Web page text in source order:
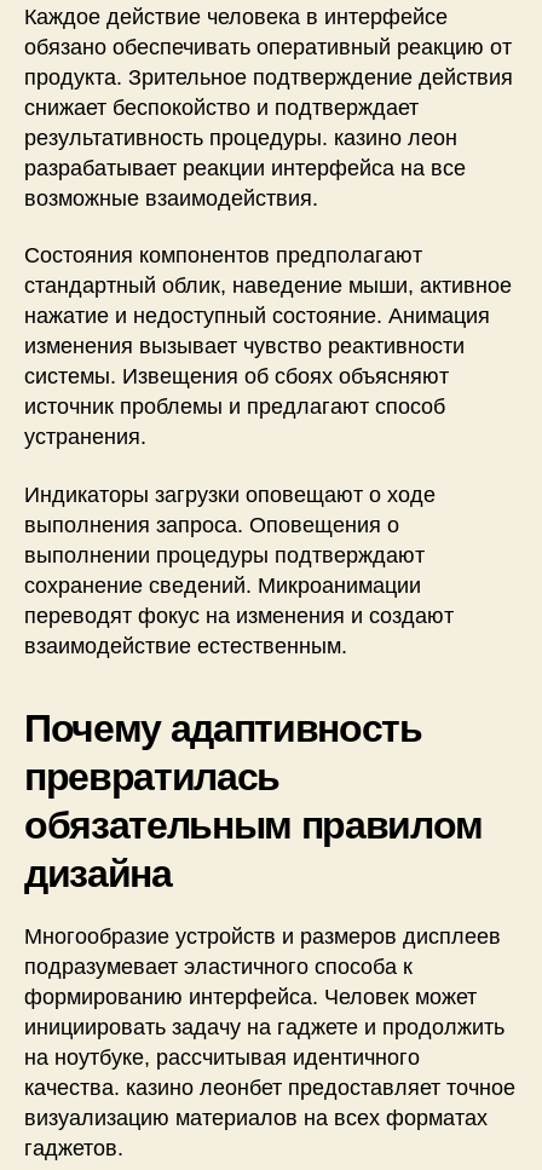
Каждое действие человека в интерфейсе
обязано обеспечивать оперативный реакцию от
продукта. Зрительное подтверждение действия
снижает беспокойство и подтверждает
результативность процедуры. казино леон
разрабатывает реакции интерфейса на все
возможные взаимодействия.
Состояния компонентов предполагают
стандартный облик, наведение мыши, активное
нажатие и недоступный состояние. Анимация
изменения вызывает чувство реактивности
системы. Извещения об сбоях объясняют
источник проблемы и предлагают способ
устранения.
Индикаторы загрузки оповещают о ходе
выполнения запроса. Оповещения о
выполнении процедуры подтверждают
сохранение сведений. Микроанимации
переводят фокус на изменения и создают
взаимодействие естественным.
Почему адаптивность
превратилась
обязательным правилом
дизайна
Многообразие устройств и размеров дисплеев
подразумевает эластичного способа к
формированию интерфейса. Человек может
инициировать задачу на гаджете и продолжить
на ноутбуке, рассчитывая идентичного
качества. казино леонбет предоставляет точное
визуализацию материалов на всех форматах
гаджетов.